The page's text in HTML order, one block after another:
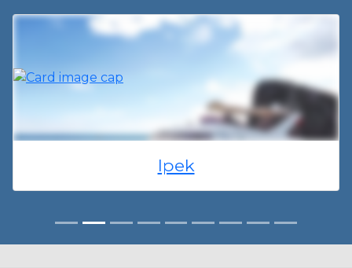
Ipek